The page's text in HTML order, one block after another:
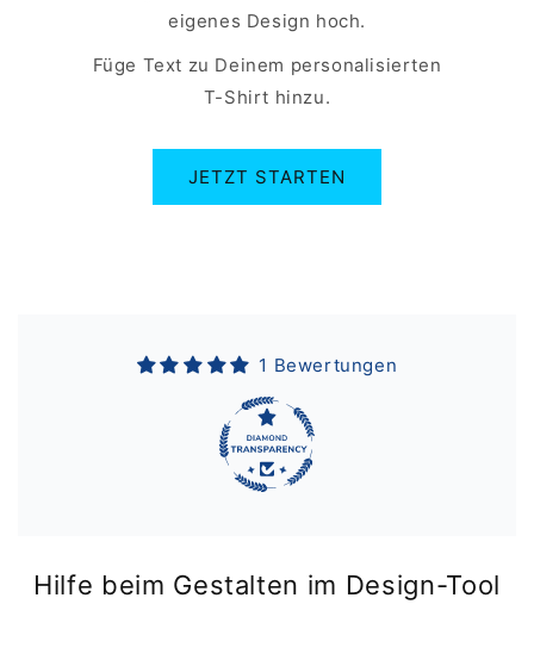
eigenes Design hoch.
Füge Text zu Deinem personalisierten
T-Shirt hinzu.
JETZT STARTEN
1 Bewertungen
Hilfe beim Gestalten im Design-Tool